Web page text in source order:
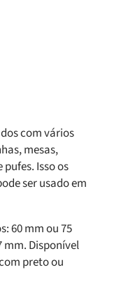
​​com vários
mesas,
pufes. Isso os
ser usado em
60 mm ou 75
mm. Disponível
preto ou